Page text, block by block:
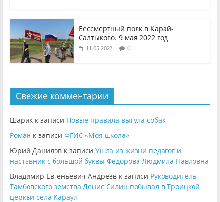
Бессмертный полк в Карай-
Салтыково. 9 мая 2022 год
11.05.2022 0
Свежие комментарии
Шарикк записи Новые правила выгула собак
Роман к записи ФГИС «Моя школа»
Юрий Даниловк записи Ушла из жизни педагог и
наставник с большой буквы Федорова Людмила Павловна
Владимир Евгеньевич Андреевк записи Руководитель
Тамбовского земства Денис Силин побывал в Троицкой
церкви села Караул